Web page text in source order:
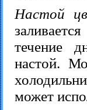
Настой
течение
настой.
может